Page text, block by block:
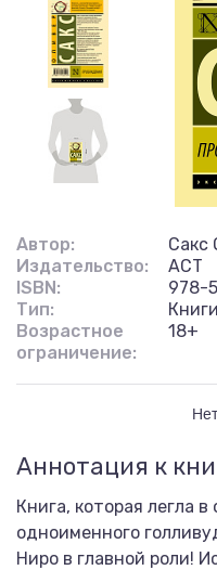
Автор:
Сакс
Издательство:
АСТ
ISBN:
978-
Тип:
Книги
Возрастное
ограничение:
18+
Аннотация к
Книга, которая легла
одноименного
Ниро в главной роли!